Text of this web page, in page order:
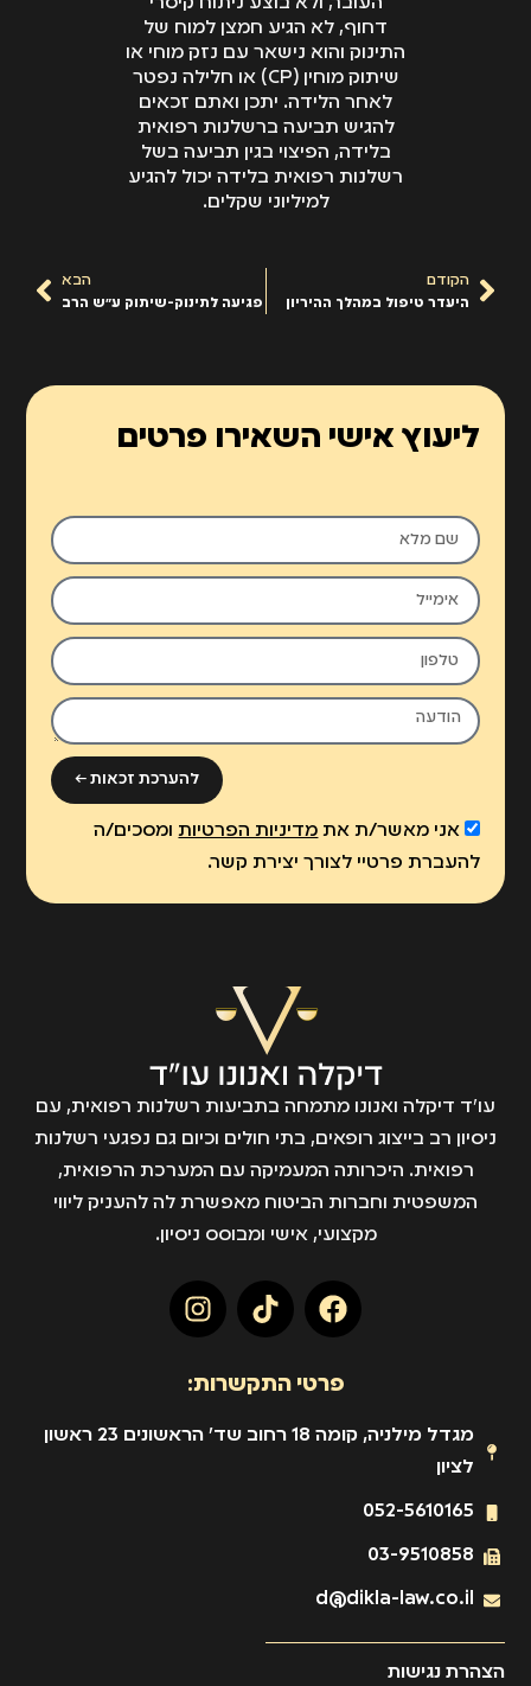
תביעה בשל רשלנות
רפואית בלידה יכול
להגיע למיליוני שקלים.
דחוף, לא הגיע חמצן למוח של
התינוק והוא נישאר עם נזק מוחי או
שיתוק מוחין (CP) או חלילה נפטר
לאחר הלידה. יתכן ואתם זכאים
להגיש תביעה ברשלנות רפואית
בלידה, הפיצוי בגין תביעה בשל
רשלנות רפואית בלידה יכול להגיע
למיליוני שקלים.
הקודם
היעדר טיפול במהלך ההיריון
הבא
פגיעה לתינוק-שיתוק ע"ש הרב
ליעוץ אישי השאירו פרטים
אני מאשר/ת את מדיניות הפרטיותומסכים/ה
להעברת פרטיי לצורך יצירת קשר.
להערכת זכאות ←
עו״ד דיקלה ואנונו מתמחה בתביעות רשלנות רפואית, עם
ניסיון רב בייצוג רופאים, בתי חולים וכיום גם נפגעי רשלנות
רפואית. היכרותה המעמיקה עם המערכת הרפואית,
המשפטית וחברות הביטוח מאפשרת לה להעניק ליווי
מקצועי, אישי ומבוסס ניסיון.
פרטי התקשרות:
מגדל מילניה, קומה 18 רחוב שד' הראשונים 23 ראשון
לציון
052-5610165
03-9510858
d@dikla-law.co.il
הצהרת נגישות